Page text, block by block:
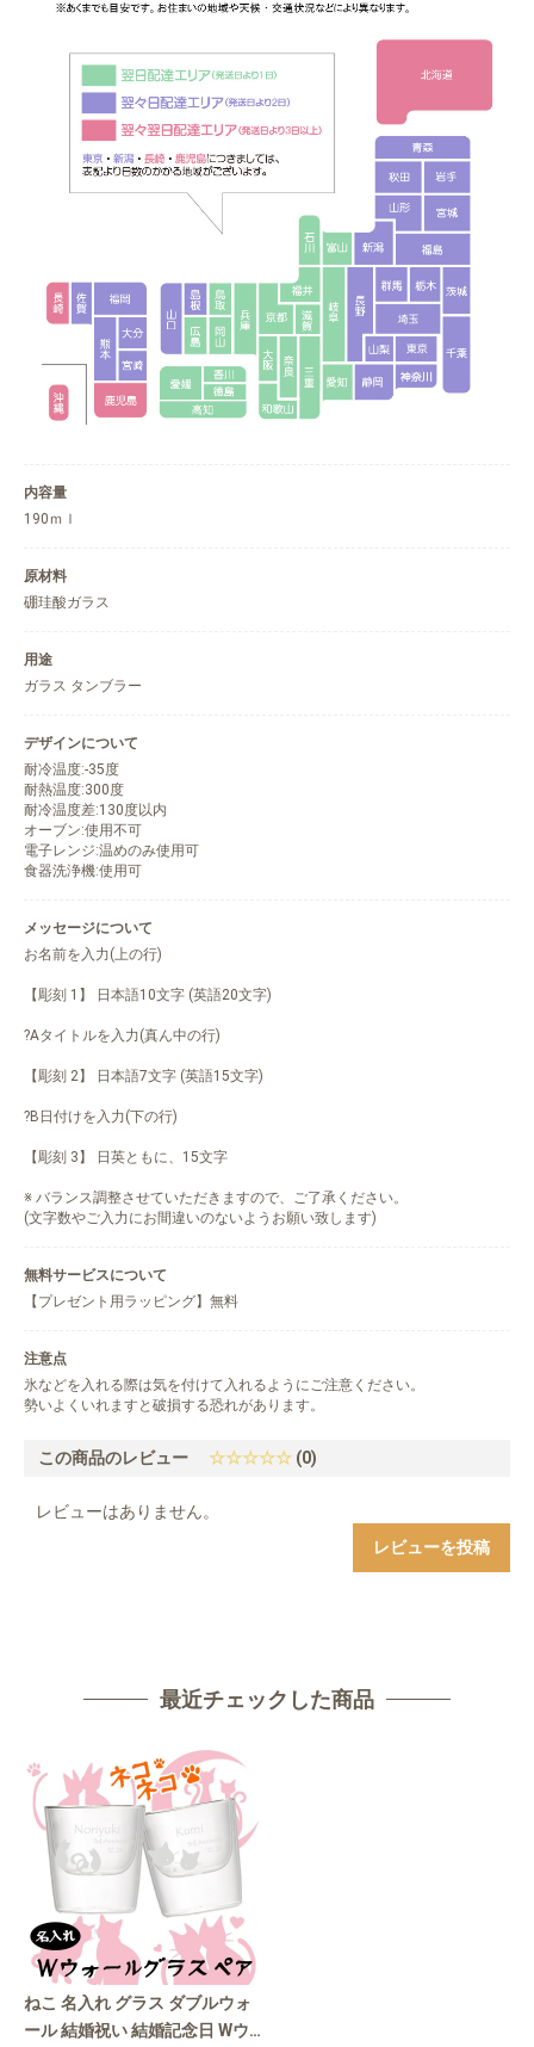
内容量
190ｍｌ
原材料
硼珪酸ガラス
用途
ガラス タンブラー
デザインについて
耐冷温度:-35度
耐熱温度:300度
耐冷温度差:130度以内
オーブン:使用不可
電子レンジ:温めのみ使用可
食器洗浄機:使用可
メッセージについて
お名前を入力(上の行)
【彫刻 1】 日本語10文字 (英語20文字)
?Aタイトルを入力(真ん中の行)
【彫刻 2】 日本語7文字 (英語15文字)
?B日付けを入力(下の行)
【彫刻 3】 日英ともに、15文字
※ バランス調整させていただきますので、ご了承ください。
(文字数やご入力にお間違いのないようお願い致します)
無料サービスについて
【プレゼント用ラッピング】無料
注意点
氷などを入れる際は気を付けて入れるようにご注意ください。
勢いよくいれますと破損する恐れがあります。
この商品のレビュー ☆☆☆☆☆ (0)
レビューはありません。
レビューを投稿
最近チェックした商品
ねこ 名入れ グラス ダブルウォ
ール 結婚祝い 結婚記念日 Wウ